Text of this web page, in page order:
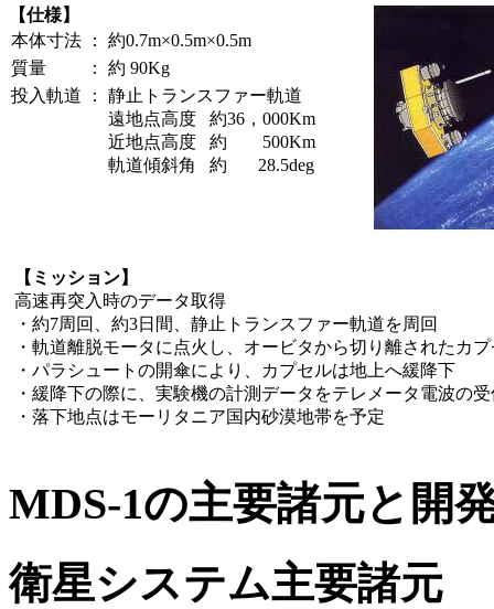
【仕様】
本体寸法
：
約0.7m×0.5m×0.5m
質量
：
約 90Kg
投入軌道
：
静止トランスファー軌道
遠地点高度 約36，000Km
近地点高度 約 500Km
軌道傾斜角
約 28.5deg
【ミッション】
高速再突入時のデータ取得
・約7周回、約3日間、静止トランスファー軌道を周回
・軌道離脱モータに点火し、オービタから切り離されたカ
・パラシュートの開傘により、カプセルは地上へ緩降下
・緩降下の際に、実験機の計測データをテレメータ電波の
・落下地点はモーリタニア国内砂漠地帯を予定
MDS-1の主要諸元と開
衛星システム主要諸元